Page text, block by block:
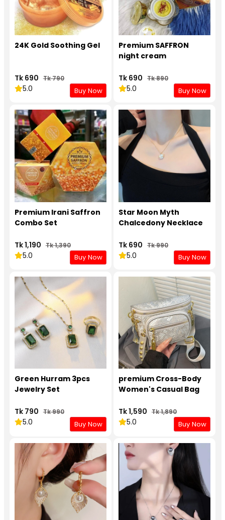
24K Gold Soothing Gel
Tk 690 Tk 790
5.0 Buy Now
Premium SAFFRON
night cream
Tk 690 Tk 890
5.0 Buy Now
Premium Irani Saffron
Combo Set
Tk 1,190 Tk 1,390
5.0 Buy Now
Star Moon Myth
Chalcedony Necklace
Tk 690 Tk 990
5.0 Buy Now
Green Hurram 3pcs
Jewelry Set
Tk 790 Tk 990
5.0 Buy Now
premium Cross-Body
Women's Casual Bag
Tk 1,590 Tk 1,890
5.0 Buy Now